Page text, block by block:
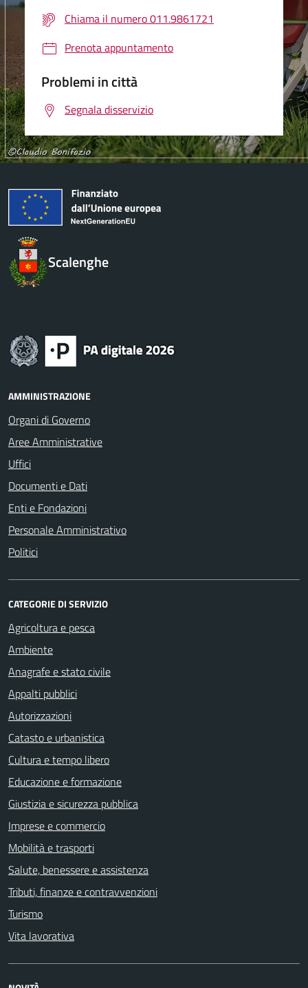
Chiama il numero 011.9861721
Prenota appuntamento
Problemi in città
Segnala disservizio
Scalenghe
AMMINISTRAZIONE
Organi di Governo
Aree Amministrative
Uffici
Documenti e Dati
Enti e Fondazioni
Personale Amministrativo
Politici
CATEGORIE DI SERVIZIO
Agricoltura e pesca
Ambiente
Anagrafe e stato civile
Appalti pubblici
Autorizzazioni
Catasto e urbanistica
Cultura e tempo libero
Educazione e formazione
Giustizia e sicurezza pubblica
Imprese e commercio
Mobilità e trasporti
Salute, benessere e assistenza
Tributi, finanze e contravvenzioni
Turismo
Vita lavorativa